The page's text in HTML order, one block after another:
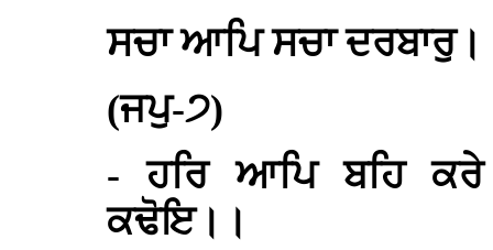
ਸਚਾ ਆਪਿ ਸਚਾ
(ਜਪੁ-੭)
- ਹਰਿ ਆਪਿ ਬਹਿ
ਕਢੋਇ।।